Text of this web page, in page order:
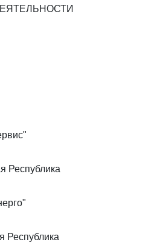
Республика
Республика